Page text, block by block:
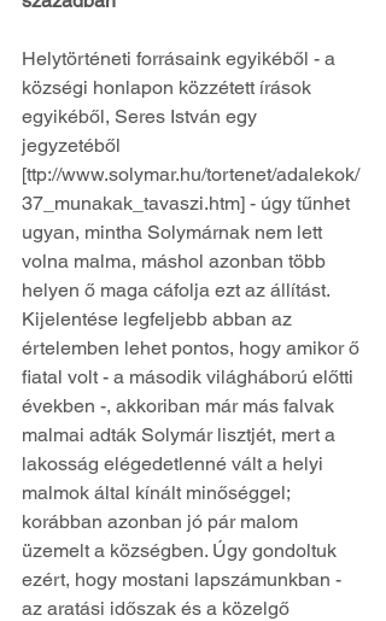
Helytörténeti forrásaink egyikéből - a
községi honlapon közzétett írások
egyikéből, Seres István egy
jegyzetéből
[ttp://www.solymar.hu/tortenet/adalekok/
37_munakak_tavaszi.htm] - úgy tűnhet
ugyan, mintha Solymárnak nem lett
volna malma, máshol azonban több
helyen ő maga cáfolja ezt az állítást.
Kijelentése legfeljebb abban az
értelemben lehet pontos, hogy amikor ő
fiatal volt - a második világháború előtti
években -, akkoriban már más falvak
malmai adták Solymár lisztjét, mert a
lakosság elégedetlenné vált a helyi
malmok által kínált minőséggel;
korábban azonban jó pár malom
üzemelt a községben. Úgy gondoltuk
ezért, hogy mostani lapszámunkban -
az aratási időszak és a közelgő